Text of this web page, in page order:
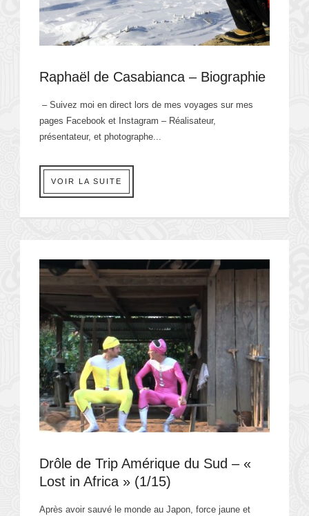
Raphaël de Casabianca – Biographie
– Suivez moi en direct lors de mes voyages sur mes
pages Facebook et Instagram – Réalisateur,
présentateur, et photographe...
VOIR LA SUITE
Drôle de Trip Amérique du Sud – «
Lost in Africa » (1/15)
Après avoir sauvé le monde au Japon, force jaune et